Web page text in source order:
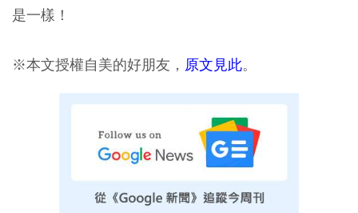
是一樣！
※本文授權自美的好朋友， 原文見此。